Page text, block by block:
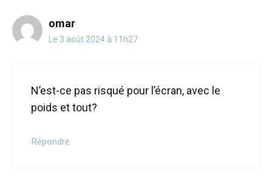
omar
Le 3 août 2024 à 11h27
N’est-ce pas risqué pour l’écran, avec le
poids et tout?
Répondre